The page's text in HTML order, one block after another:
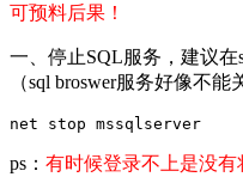
可预料后果！
一、停止SQL服务，建议
（sql broswer服务好像不
net stop mssqlserver
ps： 有时候登录不上是没有